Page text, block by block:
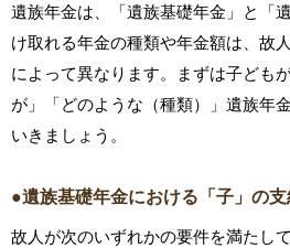
遺族年金は、「遺族基礎年金」と「
け取れる年金の種類や年金額は、故
によって異なります。まずは子ども
が」「どのような（種類）」遺族年
いきましょう。
●遺族基礎年金における「子」の
故人が次のいずれかの要件を満たし